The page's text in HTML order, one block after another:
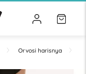
Orvosi harisnya